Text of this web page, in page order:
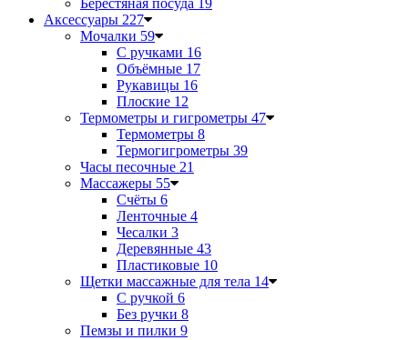
Берестяная посуда 19
Аксессуары 227
Мочалки 59
С ручками 16
Объёмные 17
Рукавицы 16
Плоские 12
Термометры и гигрометры 47
Термометры 8
Термогигрометры 39
Часы песочные 21
Массажеры 55
Счёты 6
Ленточные 4
Чесалки 3
Деревянные 43
Пластиковые 10
Щетки массажные для тела 14
С ручкой 6
Без ручки 8
Пемзы и пилки 9